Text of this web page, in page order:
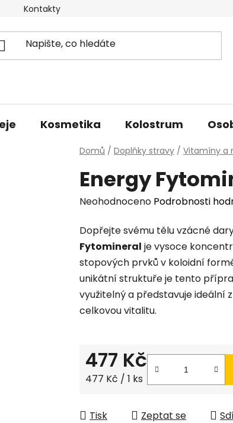
Kontakty
Kosmetika Kolostrum
Domů / Doplňky stravy / Vitamíny a
Energy
Průměrné
produktu
je
0,0
z
5
hvězdiček.
Neohodnoceno Podrobnosti
Dopřejte svému tělu vzácné
Fytomineral je vysoce
stopových prvků v koloidní
unikátní struktuře je tento
využitelný a představuje ideální
celkovou vitalitu.
477 Kč
Měrná cena:
477 Kč / 1 ks
Tisk Zeptat se